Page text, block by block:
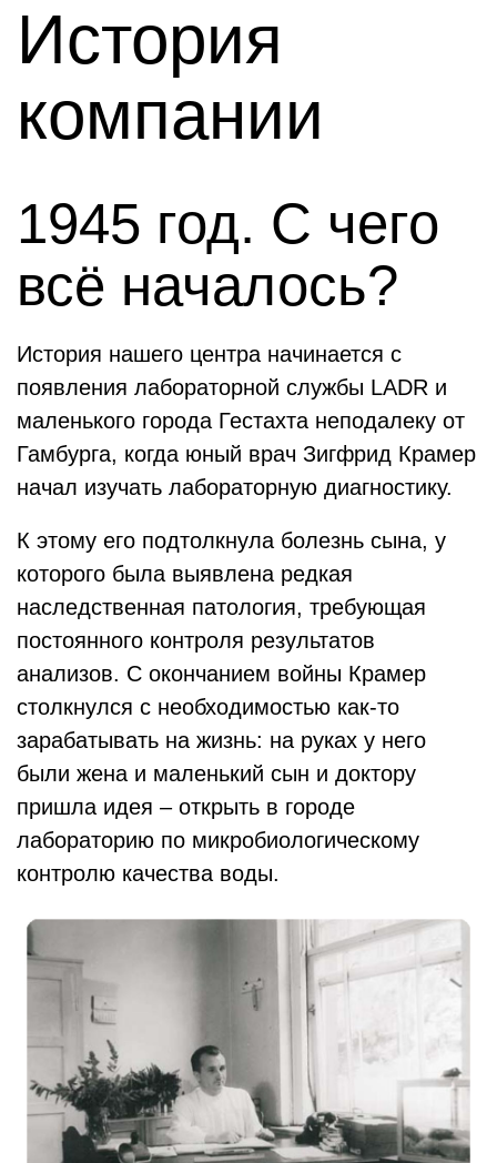
История
компании
1945 год. С чего
всё началось?
История нашего центра начинается с
появления лабораторной службы LADR и
маленького города Гестахта неподалеку от
Гамбурга, когда юный врач Зигфрид Крамер
начал изучать лабораторную диагностику.
К этому его подтолкнула болезнь сына, у
которого была выявлена редкая
наследственная патология, требующая
постоянного контроля результатов
анализов. С окончанием войны Крамер
столкнулся с необходимостью как-то
зарабатывать на жизнь: на руках у него
были жена и маленький сын и доктору
пришла идея – открыть в городе
лабораторию по микробиологическому
контролю качества воды.